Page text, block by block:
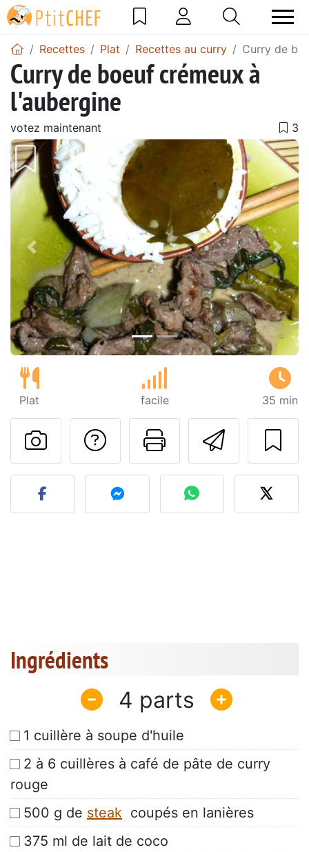
Recettes Plat Recettes au curry Curry de
Curry de boeuf crémeux à
l'aubergine
votez maintenant
Précédent
Plat facile 35 min
Imprimer
Poser une
Publier votre photo de
Ingrédients
4
1 cuillère à soupe d'huile
2 à 6 cuillères à café de pâte de curry
rouge
500 g de steak coupés en lanières
375 ml de lait de coco